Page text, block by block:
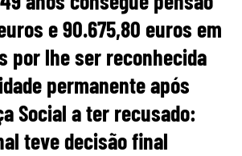
e 90.675,80 euros em
por lhe ser reconhecida
permanente após
Social a ter recusado:
teve decisão final